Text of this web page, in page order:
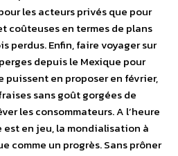
les acteurs privés que pour
coûteuses en termes de plans
perdus. Enfin, faire voyager sur
depuis le Mexique pour
puissent en proposer en février,
sans goût gorgées de
les consommateurs. A l’heure
est en jeu, la mondialisation à
comme un progrès. Sans prôner